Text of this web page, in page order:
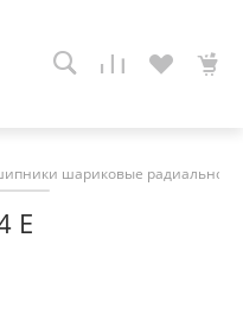
шариковые радиально-
Е